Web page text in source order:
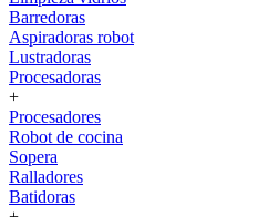
Barredoras
Aspiradoras robot
Lustradoras
Procesadoras
+
Procesadores
Robot de cocina
Sopera
Ralladores
Batidoras